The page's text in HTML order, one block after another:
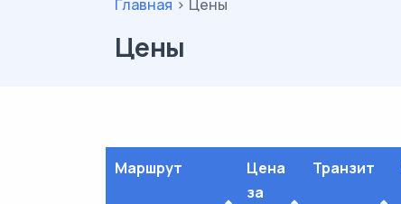
Главная > Цены
Цены
Маршрут
Цена
за
Транзит